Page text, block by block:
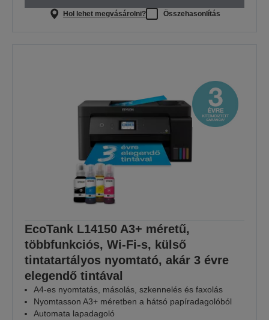
Hol lehet megvásárolni? Összehasonlítás
EcoTank L14150 A3+ méretű,
többfunkciós, Wi-Fi-s, külső
tintatartályos nyomtató, akár 3 évre
elegendő tintával
A4-es nyomtatás, másolás, szkennelés és faxolás
Nyomtasson A3+ méretben a hátsó papíradagolóból
Automata lapadagoló